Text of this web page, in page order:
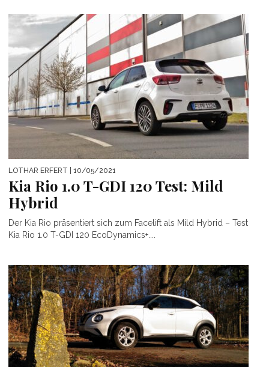
LOTHAR ERFERT | 10/05/2021
Kia Rio 1.0 T-GDI 120 Test: Mild
Hybrid
Der Kia Rio präsentiert sich zum Facelift als Mild Hybrid – Test
Kia Rio 1.0 T-GDI 120 EcoDynamics+....